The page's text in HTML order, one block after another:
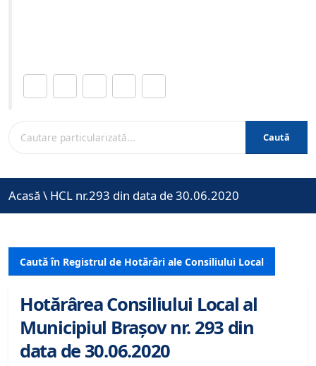
Caută
Acasă \ HCL nr.293 din data de 30.06.2020
Caută în Registrul de Hotărâri ale Consiliului Local
Hotărârea Consiliului Local al
Municipiul Brașov nr. 293 din
data de 30.06.2020